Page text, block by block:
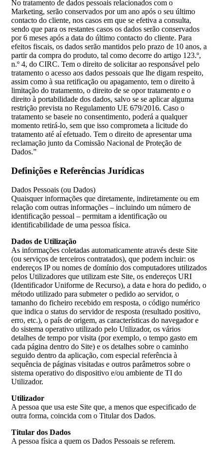
No tratamento de dados pessoais relacionados com o
Marketing, serão conservados por um ano após o seu último
contacto do cliente, nos casos em que se efetiva a consulta,
sendo que para os restantes casos os dados serão conservados
por 6 meses após a data do último contacto do cliente. Para
efeitos fiscais, os dados serão mantidos pelo prazo de 10 anos, a
partir da compra do produto, tal como decorre do artigo 123.º,
n.º 4, do CIRC. Tem o direito de solicitar ao responsável pelo
tratamento o acesso aos dados pessoais que lhe digam respeito,
assim como à sua retificação ou apagamento, tem o direito à
limitação do tratamento, o direito de se opor tratamento e o
direito à portabilidade dos dados, salvo se se aplicar alguma
restrição prevista no Regulamento UE 679/2016. Caso o
tratamento se baseie no consentimento, poderá a qualquer
momento retirá-lo, sem que isso comprometa a licitude do
tratamento até aí efetuado. Tem o direito de apresentar uma
reclamação junto da Comissão Nacional de Proteção de
Dados.”
Definições e Referências Jurídicas
Dados Pessoais (ou Dados)
Quaisquer informações que diretamente, indiretamente ou em
relação com outras informações – incluindo um número de
identificação pessoal – permitam a identificação ou
identificabilidade de uma pessoa física.
Dados de Utilização
As informações coletadas automaticamente através deste Site
(ou serviços de terceiros contratados), que podem incluir: os
endereços IP ou nomes de domínio dos computadores utilizados
pelos Utilizadores que utilizam este Site, os endereços URI
(Identificador Uniforme de Recurso), a data e hora do pedido, o
método utilizado para submeter o pedido ao servidor, o
tamanho do ficheiro recebido em resposta, o código numérico
que indica o status do servidor de resposta (resultado positivo,
erro, etc.), o país de origem, as características do navegador e
do sistema operativo utilizado pelo Utilizador, os vários
detalhes de tempo por visita (por exemplo, o tempo gasto em
cada página dentro do Site) e os detalhes sobre o caminho
seguido dentro da aplicação, com especial referência à
sequência de páginas visitadas e outros parâmetros sobre o
sistema operativo do dispositivo e/ou ambiente de TI do
Utilizador.
Utilizador
A pessoa que usa este Site que, a menos que especificado de
outra forma, coincida com o Titular dos Dados.
Titular dos Dados
A pessoa física a quem os Dados Pessoais se referem.